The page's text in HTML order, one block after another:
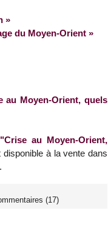
»
du Moyen-Orient »
au Moyen-Orient, quels
"Crise au Moyen-Orient,
à la vente dans
(17)